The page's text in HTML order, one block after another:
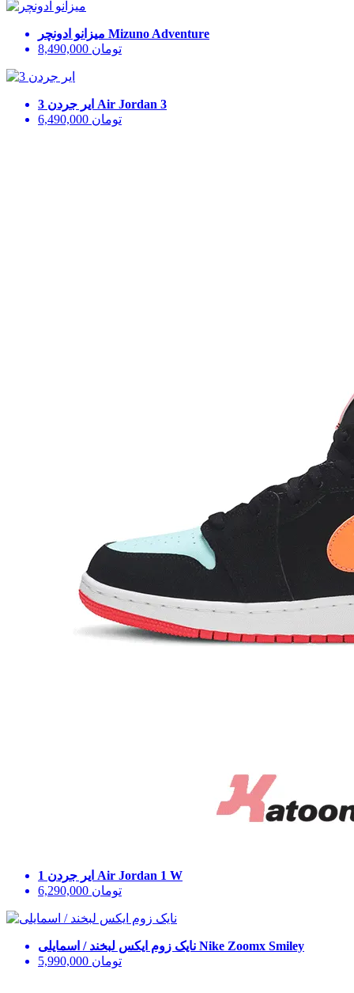
میزانو ادونچر Mizuno Adventure
8,490,000 تومان
ایر جردن 3 Air Jordan 3
6,490,000 تومان
ایر جردن 1 Air Jordan 1 W
6,290,000 تومان
نایک زوم ایکس لبخند / اسمایلی Nike Zoomx Smiley
5,990,000 تومان